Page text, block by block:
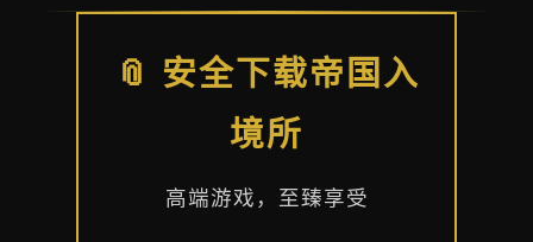
📎 安全下载帝国入
境所
高端游戏，至臻享受